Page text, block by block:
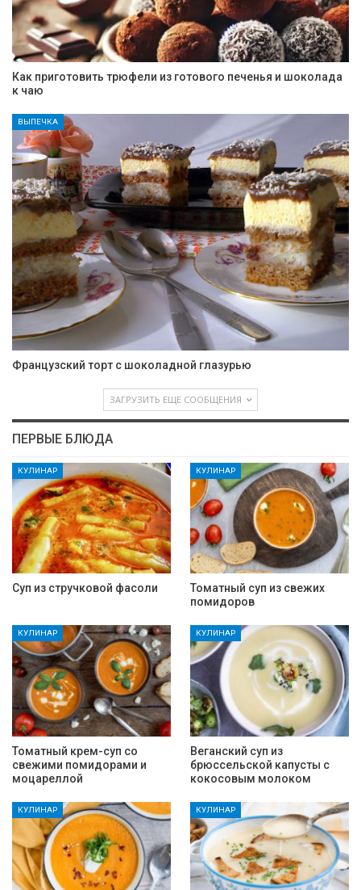
Как приготовить трюфели из готового печенья и шоколада
к чаю
ВЫПЕЧКА
Французский торт с шоколадной глазурью
ЗАГРУЗИТЬ ЕЩЕ СООБЩЕНИЯ
ПЕРВЫЕ БЛЮДА
КУЛИНАР
Суп из стручковой фасоли
КУЛИНАР
Томатный суп из свежих
помидоров
КУЛИНАР
Томатный крем-суп со
свежими помидорами и
моцареллой
КУЛИНАР
Веганский суп из
брюссельской капусты с
кокосовым молоком
КУЛИНАР КУЛИНАР